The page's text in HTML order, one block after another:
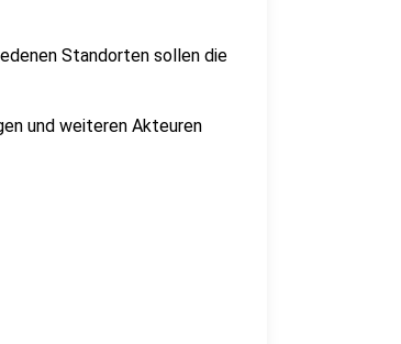
Standorten sollen die
und weiteren Akteuren